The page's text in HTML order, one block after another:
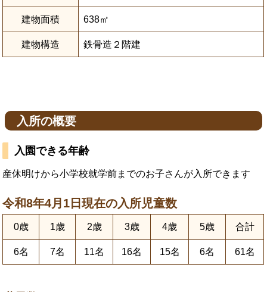
建物面積 638㎡
建物構造 鉄骨造２階建
入所の概要
入園できる年齢
産休明けから小学校就学前までのお子さんが入所できます
令和8年4月1日現在の入所児童数
0歳 1歳 2歳 3歳 4歳 5歳 合計
6名 7名 11名 16名 15名 6名 61名